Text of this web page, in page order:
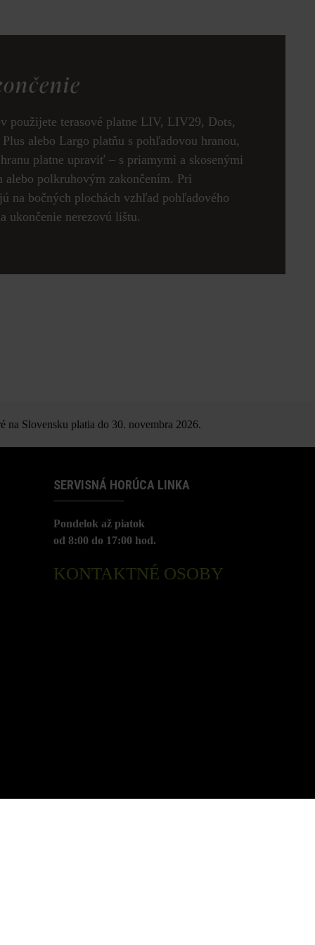
použijete terasové platne LIV, LIV29, Dots,
alebo Largo platňu s pohľadovou hranou,
platne upraviť – s priamymi a skosenými
polkruhovým zakončením. Pri
na bočných plochách vzhľad pohľadového
ukončenie nerezovú lištu.
na Slovensku platia do 30. novembra 2026.
SERVISNÁ HORÚCA LINKA
Pondelok až piatok
od 8:00 do 17:00 hod.
KONTAKTNÉ OSOBY